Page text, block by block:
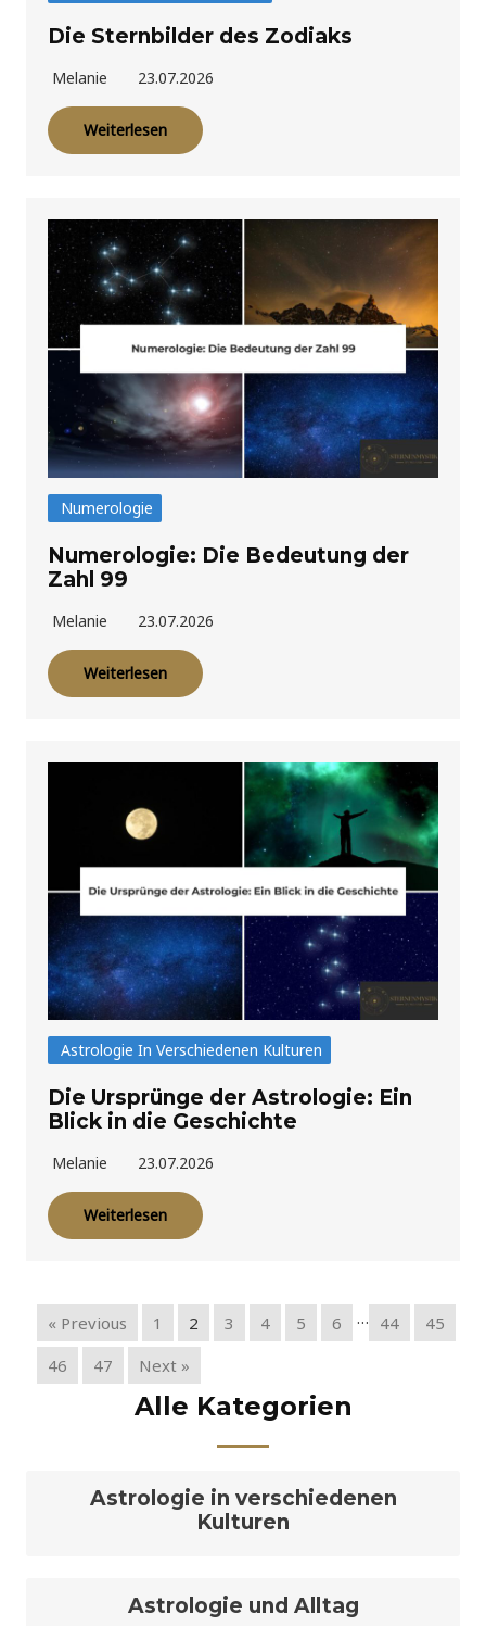
Die Sternbilder des Zodiaks
Melanie 23.07.2026
Weiterlesen
Numerologie
Numerologie: Die Bedeutung der
Zahl 99
Melanie 23.07.2026
Weiterlesen
Astrologie In Verschiedenen Kulturen
Die Ursprünge der Astrologie: Ein
Blick in die Geschichte
Melanie 23.07.2026
Weiterlesen
« Previous 1 2 3 4 5 6 … 44
45
46
47 Next »
Alle Kategorien
Astrologie in verschiedenen
Kulturen
Astrologie und Alltag